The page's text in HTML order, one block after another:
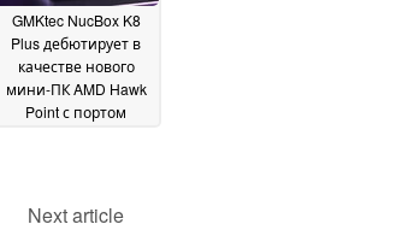
GMKtec NucBox K8
Plus дебютирует в
качестве нового
мини-ПК AMD Hawk
Point с портом
Next article